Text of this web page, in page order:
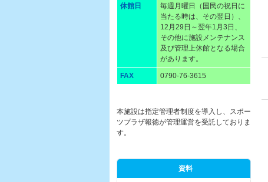
休館日
毎週月曜日（国民の祝日に
当たる時は、その翌日）、
12月29日～翌年1月3日、
その他に施設メンテナンス
及び管理上休館となる場合
があります。
FAX 0790-76-3615
本施設は指定管理者制度を導入し、スポー
ツプラザ報徳が管理運営を受託しておりま
す。
資料